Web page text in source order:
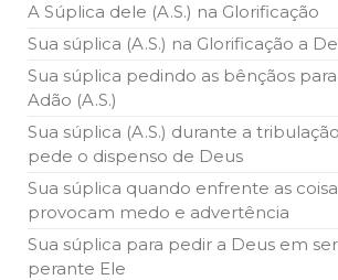
A Súplica dele (A.S.) na Glorificação
Sua súplica (A.S.) na Glorificação a
Sua súplica pedindo as bênçãos
Adão (A.S.)
Sua súplica (A.S.) durante a
pede o dispenso de Deus
Sua súplica quando enfrente as
provocam medo e advertência
Sua súplica para pedir a Deus em
perante Ele